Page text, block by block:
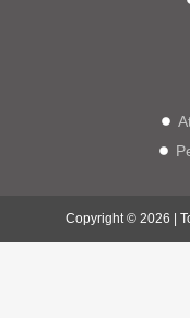
Copyright © 2026 |